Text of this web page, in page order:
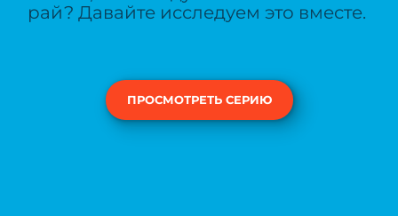
рай? Давайте исследуем это вместе.
ПРОСМОТРЕТЬ СЕРИЮ